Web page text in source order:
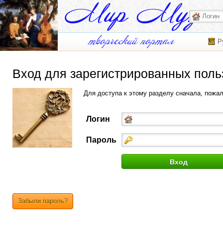
Вход для зарегистрированных
Для доступа к этому разделу сначала,
Логин
Пароль
Забыли пароль?